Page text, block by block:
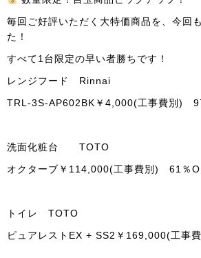
毎回ご好評いただく大特価商品を、今回
た！
すべて1台限定の早い者勝ちです！
レンジフード Rinnai
TRL-3S-AP602BK￥4,000(工事費別)
洗面化粧台 TOTO
オクターブ￥114,000(工事費別) 61％
トイレ TOTO
ピュアレストEX + SS2￥169,000(工事